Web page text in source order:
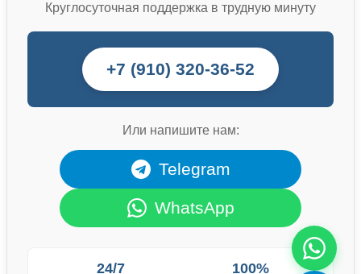
Круглосуточная поддержка в трудную минуту
+7 (910) 320-36-52
Или напишите нам:
Telegram
WhatsApp
24/7 100%